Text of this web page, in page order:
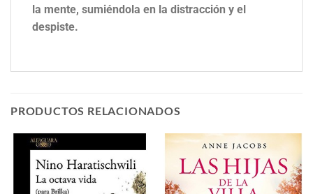
la mente, sumiéndola en la distracción y el
despiste.
PRODUCTOS RELACIONADOS